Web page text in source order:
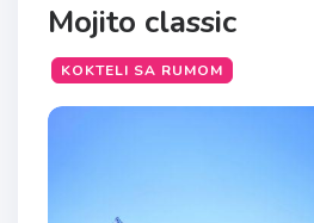
Mojito classic
KOKTELI SA RUMOM